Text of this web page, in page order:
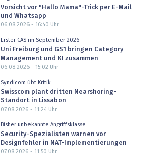
Vorsicht vor "Hallo Mama"-Trick per E-Mail
und Whatsapp
06.08.2026 - 16:40 Uhr
Erster CAS im September 2026
Uni Freiburg und GS1 bringen Category
Management und KI zusammen
06.08.2026 - 15:02 Uhr
Syndicom übt Kritik
Swisscom plant dritten Nearshoring-
Standort in Lissabon
07.08.2026 - 11:24Uhr
Bisher unbekannte Angriffsklasse
Security-Spezialisten warnen vor
Designfehler in NAT-Implementierungen
07.08.2026 - 11:50 Uhr